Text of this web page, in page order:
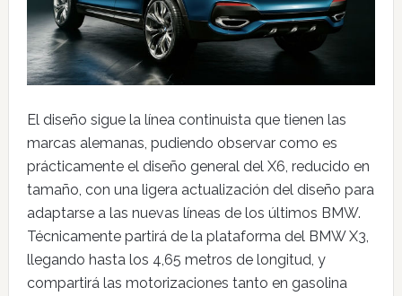
El diseño sigue la línea continuista que tienen las
marcas alemanas, pudiendo observar como es
prácticamente el diseño general del X6, reducido en
tamaño, con una ligera actualización del diseño para
adaptarse a las nuevas líneas de los últimos BMW.
Técnicamente partirá de la plataforma del BMW X3,
llegando hasta los 4,65 metros de longitud, y
compartirá las motorizaciones tanto en gasolina